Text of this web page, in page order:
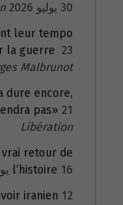
30 يوليو 2026
leur tempo
la guerre 23 يوليو 2026
Malbrunot
dure encore,
pas» 21 يوليو 2026
Libération
vrai retour de
l’histoire 16 يوليو 2026
iranien